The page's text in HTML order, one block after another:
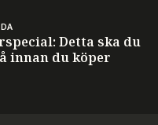
Detta ska du
innan du köper